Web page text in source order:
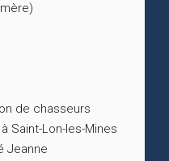
de chasseurs
Saint-Lon-les-Mines
Jeanne